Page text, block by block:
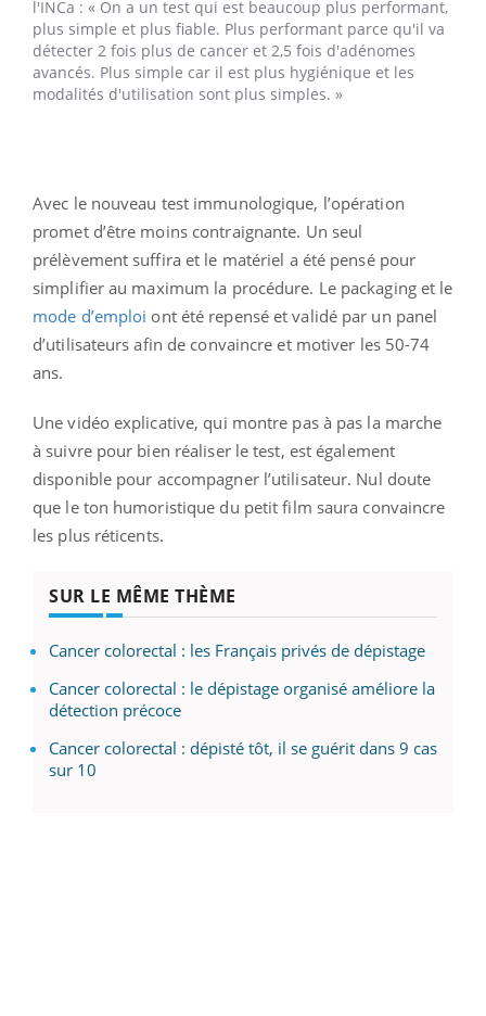
l'INCa : « On a un test qui est beaucoup plus performant,
plus simple et plus fiable. Plus performant parce qu'il va
détecter 2 fois plus de cancer et 2,5 fois d'adénomes
avancés. Plus simple car il est plus hygiénique et les
modalités d'utilisation sont plus simples. »
Avec le nouveau test immunologique, l’opération
promet d’être moins contraignante. Un seul
prélèvement suffira et le matériel a été pensé pour
simplifier au maximum la procédure. Le packaging et le
mode d’emploi ont été repensé et validé par un panel
d’utilisateurs afin de convaincre et motiver les 50-74
ans.
Une vidéo explicative, qui montre pas à pas la marche
à suivre pour bien réaliser le test, est également
disponible pour accompagner l’utilisateur. Nul doute
que le ton humoristique du petit film saura convaincre
les plus réticents.
SUR LE MÊME THÈME
Cancer colorectal : les Français privés de dépistage
Cancer colorectal : le dépistage organisé améliore la
détection précoce
Cancer colorectal : dépisté tôt, il se guérit dans 9 cas
sur 10